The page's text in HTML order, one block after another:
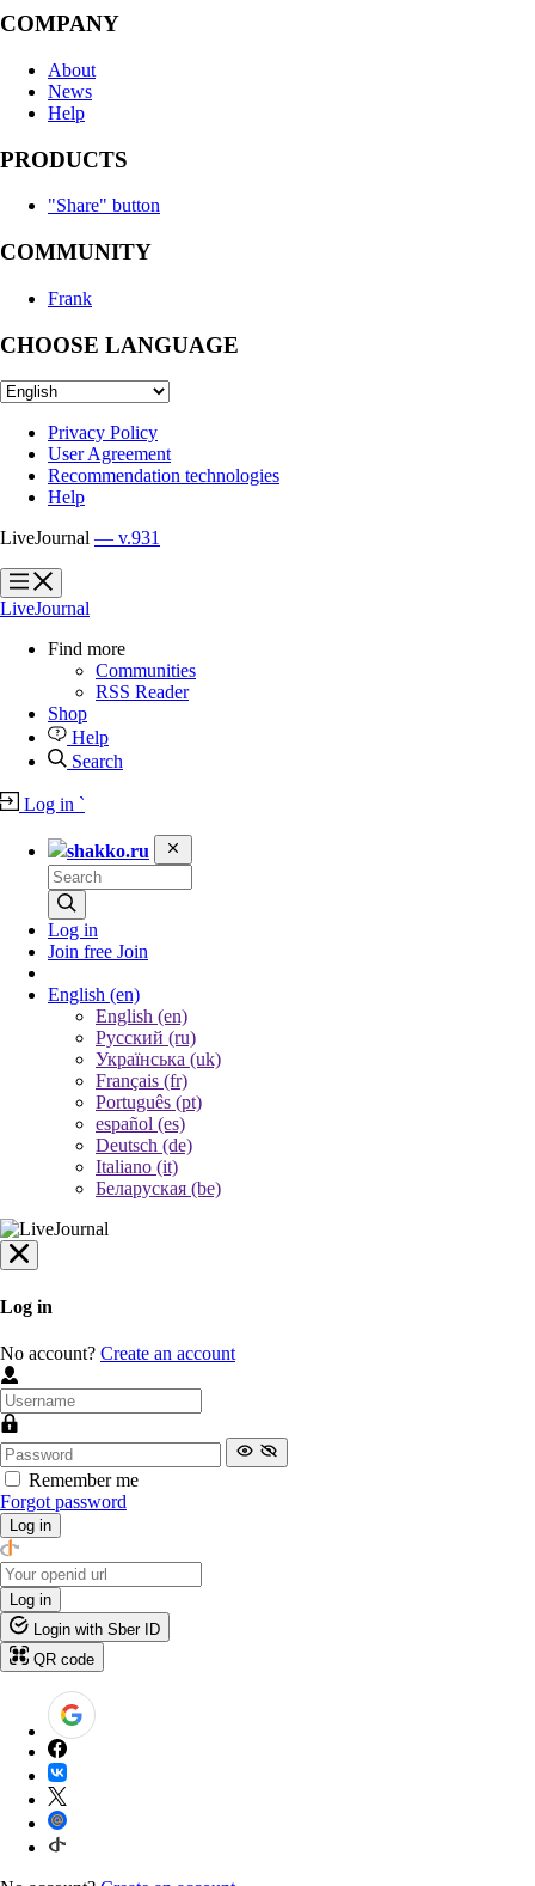
COMPANY
About
News
Help
PRODUCTS
"Share" button
COMMUNITY
Frank
CHOOSE LANGUAGE
Privacy Policy
User Agreement
Recommendation technologies
Help
LiveJournal — v.931
?
?
LiveJournal
Find more
Communities
RSS Reader
Shop
Help
Search
Log in `
shakko.ru
Log in
Join free Join
English (en)
English (en)
Русский (ru)
Українська (uk)
Français (fr)
Português (pt)
español (es)
Deutsch (de)
Italiano (it)
Беларуская (be)
Log in
No account? Create an account
Remember me
Forgot password
Log in
Log in
Login with Sber ID
QR code